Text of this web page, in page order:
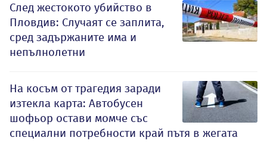
След жестокото убийство в
Пловдив: Случаят се заплита,
сред задържаните има и
непълнолетни
На косъм от трагедия заради
изтекла карта: Автобусен
шофьор остави момче със
специални потребности край пътя в жегата